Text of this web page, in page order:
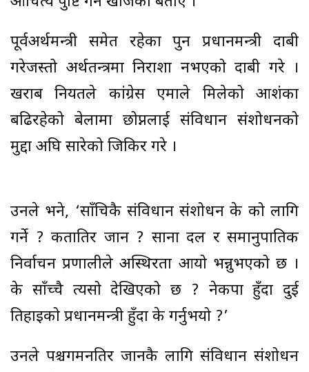
पूर्वअर्थमन्त्री समेत रहेका पुन प्रधानमन्त्री दाबी
गरेजस्तो अर्थतन्त्रमा निराशा नभएको दाबी गरे ।
खराब नियतले कांग्रेस एमाले मिलेको आशंका
बढिरहेको बेलामा छोप्नलाई संविधान संशोधनको
मुद्दा अघि सारेको जिकिर गरे ।
उनले भने, ‘साँचिकै संविधान संशोधन के को लागि
गर्ने ? कतातिर जान ? साना दल र समानुपातिक
निर्वाचन प्रणालीले अस्थिरता आयो भन्नुभएको छ ।
के साँच्चै त्यसो देखिएको छ ? नेकपा हुँदा दुई
तिहाइको प्रधानमन्त्री हुँदा के गर्नुभयो ?’
उनले पश्चगमनतिर जानकै लागि संविधान संशोधन